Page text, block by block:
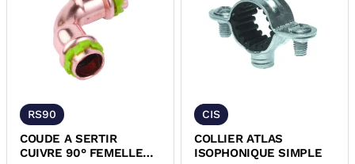
RS90
COUDE A SERTIR
CUIVRE 90° FEMELLE
CIS
COLLIER ATLAS
ISOPHONIQUE SIMPLE